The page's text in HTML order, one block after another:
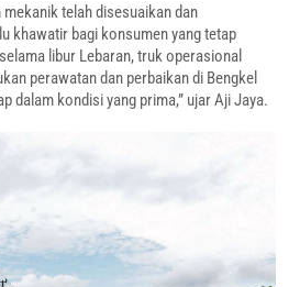
mekanik telah disesuaikan dan
khawatir bagi konsumen yang tetap
libur Lebaran, truk operasional
perawatan dan perbaikan di Bengkel
dalam kondisi yang prima,” ujar Aji Jaya.